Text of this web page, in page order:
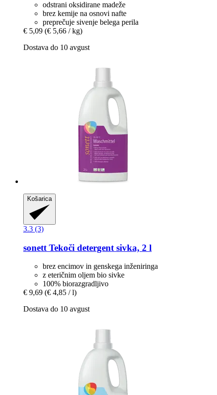
odstrani oksidirane madeže
brez kemije na osnovi nafte
preprečuje sivenje belega perila
€ 5,09 (€ 5,66 / kg)
Dostava do 10 avgust
Košarica
3.3 (3)
sonett Tekoči detergent sivka, 2 l
brez encimov in genskega inženiringa
z eteričnim oljem bio sivke
100% biorazgradljivo
€ 9,69 (€ 4,85 / l)
Dostava do 10 avgust